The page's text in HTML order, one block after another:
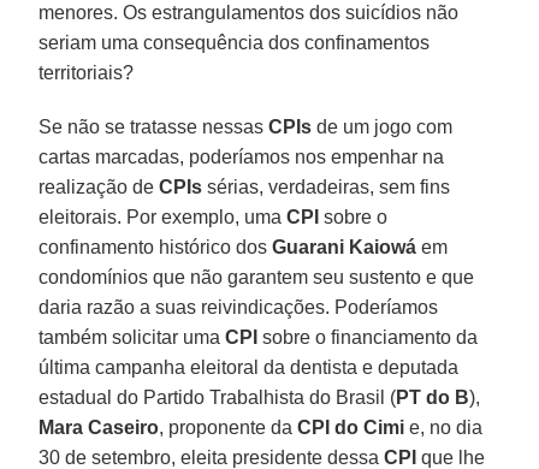
menores. Os estrangulamentos dos suicídios não
seriam uma consequência dos confinamentos
territoriais?
Se não se tratasse nessasCPIs de um jogo com
cartas marcadas, poderíamos nos empenhar na
realização deCPIs sérias, verdadeiras, sem fins
eleitorais. Por exemplo, umaCPI sobre o
confinamento histórico dosGuarani Kaiowá em
condomínios que não garantem seu sustento e que
daria razão a suas reivindicações. Poderíamos
também solicitar umaCPI sobre o financiamento da
última campanha eleitoral da dentista e deputada
estadual do Partido Trabalhista do Brasil (PT do B),
Mara Caseiro, proponente daCPI do Cimi e, no dia
30 de setembro, eleita presidente dessaCPI que lhe